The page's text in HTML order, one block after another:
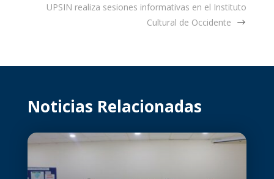
UPSIN realiza sesiones informativas en el Instituto
Cultural de Occidente
Noticias Relacionadas